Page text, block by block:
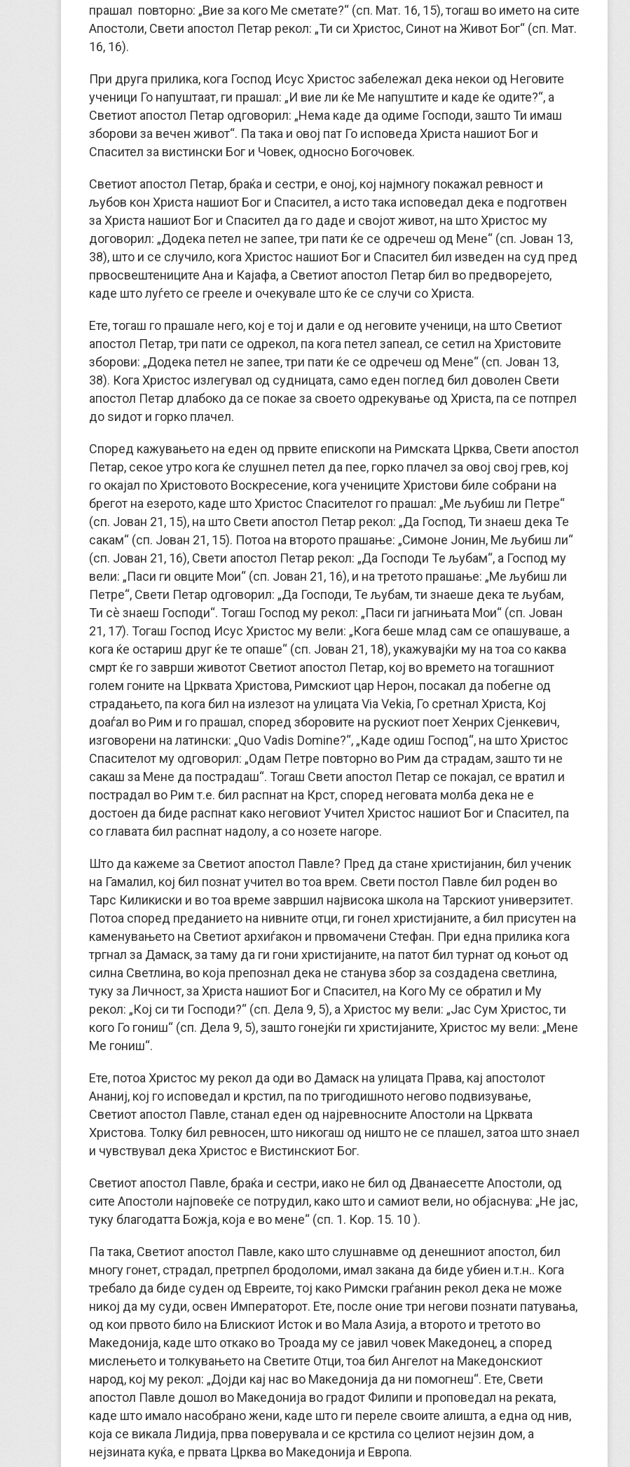
прашал повторно: „Вие за кого Ме сметате?“ (сп. Мат. 16, 15), тогаш во името на сите
Апостоли, Свети апостол Петар рекол: „Ти си Христос, Синот на Живот Бог“ (сп. Мат.
16, 16).
При друга прилика, кога Господ Исус Христос забележал дека некои од Неговите
ученици Го напуштаат, ги прашал: „И вие ли ќе Ме напуштите и каде ќе одите?“, а
Светиот апостол Петар одговорил: „Нема каде да одиме Господи, зашто Ти имаш
зборови за вечен живот“. Па така и овој пат Го исповеда Христа нашиот Бог и
Спасител за вистински Бог и Човек, односно Богочовек.
Светиот апостол Петар, браќа и сестри, е оној, кој најмногу покажал ревност и
љубов кон Христа нашиот Бог и Спасител, а исто така исповедал дека е подготвен
за Христа нашиот Бог и Спасител да го даде и својот живот, на што Христос му
договорил: „Додека петел не запее, три пати ќе се одречеш од Мене“ (сп. Јован 13,
38), што и се случило, кога Христос нашиот Бог и Спасител бил изведен на суд пред
првосвештениците Ана и Кајафа, а Светиот апостол Петар бил во предворејето,
каде што луѓето се грееле и очекувале што ќе се случи со Христа.
Ете, тогаш го прашале него, кој е тој и дали е од неговите ученици, на што Светиот
апостол Петар, три пати се одрекол, па кога петел запеал, се сетил на Христовите
зборови: „Додека петел не запее, три пати ќе се одречеш од Мене“ (сп. Јован 13,
38). Кога Христос излегувал од судницата, само еден поглед бил доволен Свети
апостол Петар длабоко да се покае за своето одрекување од Христа, па се потпрел
до ѕидот и горко плачел.
Според кажувањето на еден од првите епископи на Римската Црква, Свети апостол
Петар, секое утро кога ќе слушнел петел да пее, горко плачел за овој свој грев, кој
го окајал по Христовото Воскресение, кога учениците Христови биле собрани на
брегот на езерото, каде што Христос Спасителот го прашал: „Ме љубиш ли Петре“
(сп. Јован 21, 15), на што Свети апостол Петар рекол: „Да Господ, Ти знаеш дека Те
сакам“ (сп. Јован 21, 15). Потоа на второто прашање: „Симоне Јонин, Ме љубиш ли“
(сп. Јован 21, 16), Свети апостол Петар рекол: „Да Господи Те љубам“, а Господ му
вели: „Паси ги овците Мои“ (сп. Јован 21, 16), и на третото прашање: „Ме љубиш ли
Петре“, Свети Петар одговорил: „Да Господи, Те љубам, ти знаеше дека те љубам,
Ти сè знаеш Господи“. Тогаш Господ му рекол: „Паси ги јагнињата Мои“ (сп. Јован
21, 17). Тогаш Господ Исус Христос му вели: „Кога беше млад сам се опашуваше, а
кога ќе остариш друг ќе те опаше“ (сп. Јован 21, 18), укажувајќи му на тоа со каква
смрт ќе го заврши животот Светиот апостол Петар, кој во времето на тогашниот
голем гоните на Црквата Христова, Римскиот цар Нерон, посакал да побегне од
страдањето, па кога бил на излезот на улицата Via Vekia, Го сретнал Христа, Кој
доаѓал во Рим и го прашал, според зборовите на рускиот поет Хенрих Сјенкевич,
изговорени на латински: „Quo Vadis Domine?“, „Каде одиш Господ“, на што Христос
Спасителот му одговорил: „Одам Петре повторно во Рим да страдам, зашто ти не
сакаш за Мене да пострадаш“. Тогаш Свети апостол Петар се покајал, се вратил и
пострадал во Рим т.е. бил распнат на Крст, според неговата молба дека не е
достоен да биде распнат како неговиот Учител Христос нашиот Бог и Спасител, па
со главата бил распнат надолу, а со нозете нагоре.
Што да кажеме за Светиот апостол Павле? Пред да стане христијанин, бил ученик
на Гамалил, кој бил познат учител во тоа врем. Свети постол Павле бил роден во
Тарс Киликиски и во тоа време завршил највисока школа на Тарскиот универзитет.
Потоа според преданието на нивните отци, ги гонел христијаните, а бил присутен на
каменувањето на Светиот архиѓакон и првомачени Стефан. При една прилика кога
тргнал за Дамаск, за таму да ги гони христијаните, на патот бил турнат од коњот од
силна Светлина, во која препознал дека не станува збор за создадена светлина,
туку за Личност, за Христа нашиот Бог и Спасител, на Кого Му се обратил и Му
рекол: „Кој си ти Господи?“ (сп. Дела 9, 5), а Христос му вели: „Јас Сум Христос, ти
кого Го гониш“ (сп. Дела 9, 5), зашто гонејќи ги христијаните, Христос му вели: „Мене
Ме гониш“.
Ете, потоа Христос му рекол да оди во Дамаск на улицата Права, кај апостолот
Ананиј, кој го исповедал и крстил, па по тригодишното негово подвизување,
Светиот апостол Павле, станал еден од најревносните Апостоли на Црквата
Христова. Толку бил ревносен, што никогаш од ништо не се плашел, затоа што знаел
и чувствувал дека Христос е Вистинскиот Бог.
Светиот апостол Павле, браќа и сестри, иако не бил од Дванаесетте Апостоли, од
сите Апостоли најповеќе се потрудил, како што и самиот вели, но објаснува: „Не јас,
туку благодатта Божја, која е во мене“ (сп. 1. Кор. 15. 10 ).
Па така, Светиот апостол Павле, како што слушнавме од денешниот апостол, бил
многу гонет, страдал, претрпел бродоломи, имал закана да биде убиен и.т.н.. Кога
требало да биде суден од Евреите, тој како Римски граѓанин рекол дека не може
никој да му суди, освен Императорот. Ете, после оние три негови познати патувања,
од кои првото било на Блискиот Исток и во Мала Азија, а второто и третото во
Македонија, каде што откако во Троада му се јавил човек Македонец, а според
мислењето и толкувањето на Светите Отци, тоа бил Ангелот на Македонскиот
народ, кој му рекол: „Дојди кај нас во Македонија да ни помогнеш“. Ете, Свети
апостол Павле дошол во Македонија во градот Филипи и проповедал на реката,
каде што имало насобрано жени, каде што ги переле своите алишта, а една од нив,
која се викала Лидија, прва поверувала и се крстила со целиот нејзин дом, а
нејзината куќа, е првата Црква во Македонија и Европа.